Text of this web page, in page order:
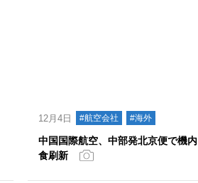
12月4日 #航空会社 #海外
中国国際航空、中部発北京便で機内
食刷新